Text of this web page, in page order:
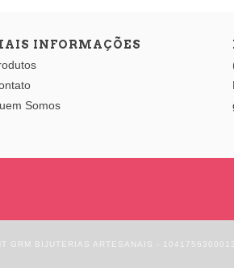
INFORMAÇÕES
Somos
GRM BIJUTERIAS ARTESANAIS -